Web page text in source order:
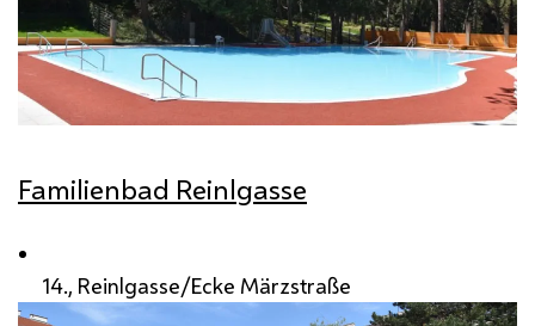
Familienbad Reinlgasse
14., Reinlgasse/Ecke Märzstraße